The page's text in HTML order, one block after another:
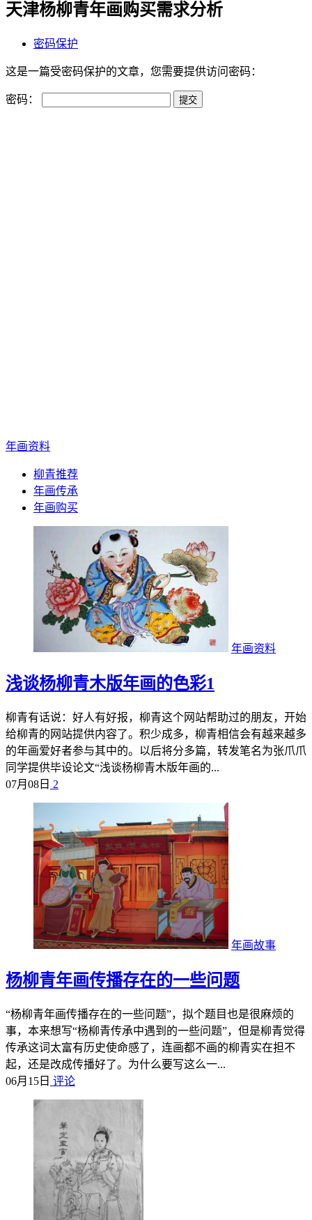
天津杨柳青年画购买需求分析
密码保护
这是一篇受密码保护的文章，您需要提供访问密码：
密码：
年画资料
柳青推荐
年画传承
年画购买
年画资料
浅谈杨柳青木版年画的色彩1
柳青有话说：好人有好报，柳青这个网站帮助过的朋友，开始
给柳青的网站提供内容了。积少成多，柳青相信会有越来越多
的年画爱好者参与其中的。以后将分多篇，转发笔名为张爪爪
同学提供毕设论文“浅谈杨柳青木版年画的...
07月08日 2
年画故事
杨柳青年画传播存在的一些问题
“杨柳青年画传播存在的一些问题”，拟个题目也是很麻烦的
事，本来想写“杨柳青传承中遇到的一些问题”，但是柳青觉得
传承这词太富有历史使命感了，连画都不画的柳青实在担不
起，还是改成传播好了。为什么要写这么一...
06月15日 评论